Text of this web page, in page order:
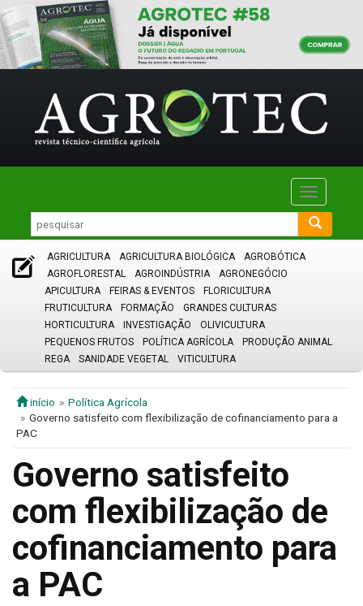
Toggle
AGRICULTURA AGRICULTURA BIOLÓGICA
AGROBÓTICA
AGROFLORESTAL
AGROINDÚSTRIA
AGRONEGÓCIO
APICULTURA
FEIRAS & EVENTOS
FLORICULTURA
FRUTICULTURA
FORMAÇÃO
GRANDES CULTURAS
HORTICULTURA
INVESTIGAÇÃO
OLIVICULTURA
PEQUENOS FRUTOS
POLÍTICA AGRÍCOLA
PRODUÇÃO ANIMAL
REGA
SANIDADE VEGETAL VITICULTURA
início
Política Agrícola
Governo satisfeito com flexibilização de cofinanciamento para a
PAC
Governo satisfeito
com flexibilização de
cofinanciamento para
a PAC